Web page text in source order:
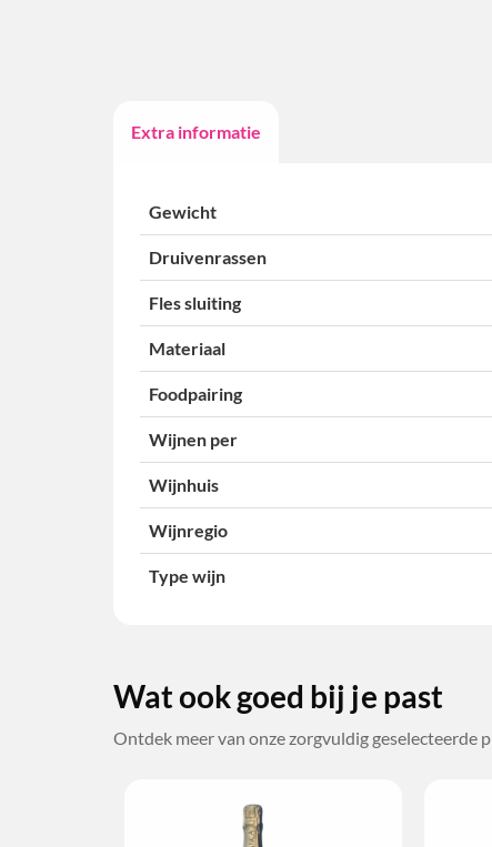
Extra informatie
Gewicht
Druivenrassen
Fles sluiting
Materiaal
Foodpairing
Wijnen per
Wijnhuis
Wijnregio
Type wijn
Wat ook goed bij je past
Ontdek meer van onze zorgvuldig